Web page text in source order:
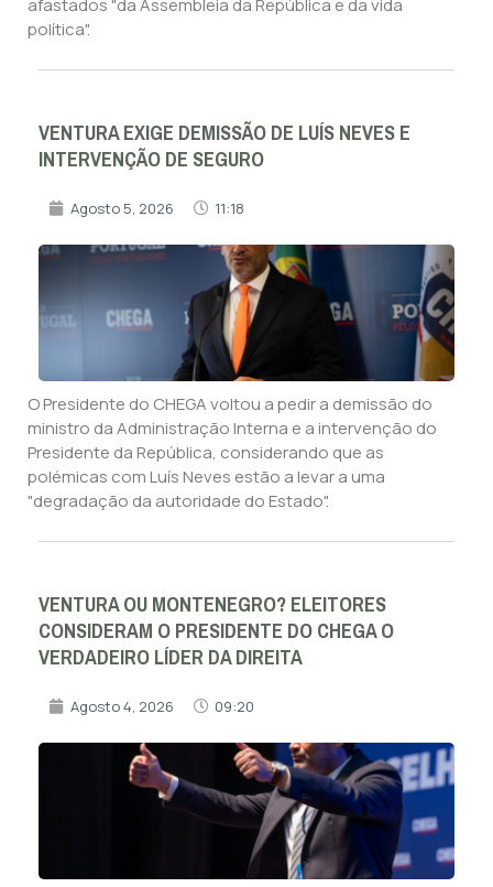
política".
VENTURA EXIGE DEMISSÃO DE LUÍS NEVES E
INTERVENÇÃO DE SEGURO
Agosto 5, 2026 11:18
O Presidente do CHEGA voltou a pedir a demissão do
ministro da Administração Interna e a intervenção do
Presidente da República, considerando que as
polémicas com Luís Neves estão a levar a uma
"degradação da autoridade do Estado".
VENTURA OU MONTENEGRO? ELEITORES
CONSIDERAM O PRESIDENTE DO CHEGA O
VERDADEIRO LÍDER DA DIREITA
Agosto 4, 2026 09:20